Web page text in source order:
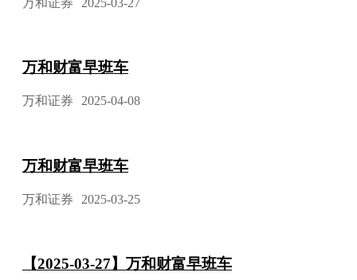
万和财富早班车
万和证券 2025-04-08
万和财富早班车
万和证券 2025-03-25
【2025-03-27】万和财富早班车